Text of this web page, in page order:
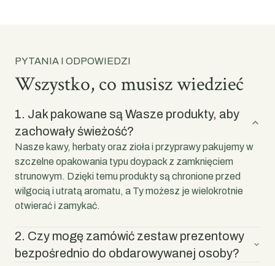
PYTANIA I ODPOWIEDZI
Wszystko, co musisz wiedzieć
1. Jak pakowane są Wasze produkty, aby
zachowały świeżość?
Nasze kawy, herbaty oraz zioła i przyprawy pakujemy w
szczelne opakowania typu doypack z zamknięciem
strunowym. Dzięki temu produkty są chronione przed
wilgocią i utratą aromatu, a Ty możesz je wielokrotnie
otwierać i zamykać.
2. Czy mogę zamówić zestaw prezentowy
bezpośrednio do obdarowywanej osoby?